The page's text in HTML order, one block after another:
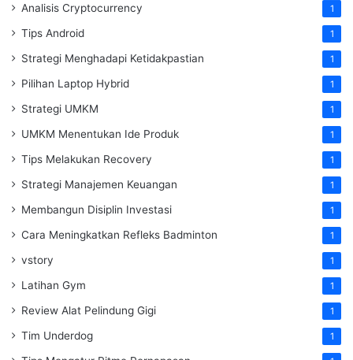
Analisis Cryptocurrency 1
Tips Android 1
Strategi Menghadapi Ketidakpastian 1
Pilihan Laptop Hybrid 1
Strategi UMKM 1
UMKM Menentukan Ide Produk 1
Tips Melakukan Recovery 1
Strategi Manajemen Keuangan 1
Membangun Disiplin Investasi 1
Cara Meningkatkan Refleks Badminton 1
vstory 1
Latihan Gym 1
Review Alat Pelindung Gigi 1
Tim Underdog 1